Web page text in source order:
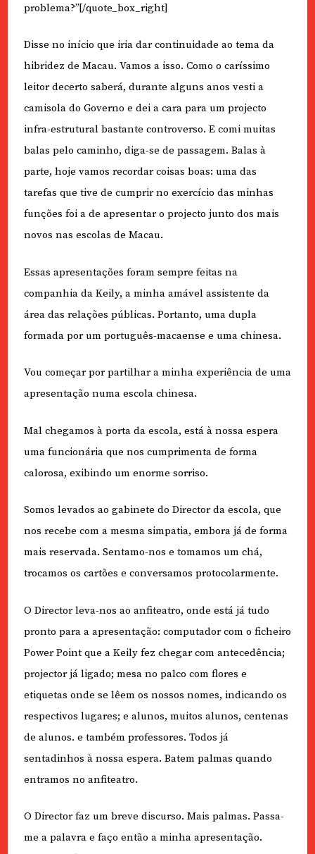
problema?”[/quote_box_right]
Disse no início que iria dar continuidade ao tema da
hibridez de Macau. Vamos a isso. Como o caríssimo
leitor decerto saberá, durante alguns anos vesti a
camisola do Governo e dei a cara para um projecto
infra-estrutural bastante controverso. E comi muitas
balas pelo caminho, diga-se de passagem. Balas à
parte, hoje vamos recordar coisas boas: uma das
tarefas que tive de cumprir no exercício das minhas
funções foi a de apresentar o projecto junto dos mais
novos nas escolas de Macau.
Essas apresentações foram sempre feitas na
companhia da Keily, a minha amável assistente da
área das relações públicas. Portanto, uma dupla
formada por um português-macaense e uma chinesa.
Vou começar por partilhar a minha experiência de uma
apresentação numa escola chinesa.
Mal chegamos à porta da escola, está à nossa espera
uma funcionária que nos cumprimenta de forma
calorosa, exibindo um enorme sorriso.
Somos levados ao gabinete do Director da escola, que
nos recebe com a mesma simpatia, embora já de forma
mais reservada. Sentamo-nos e tomamos um chá,
trocamos os cartões e conversamos protocolarmente.
O Director leva-nos ao anfiteatro, onde está já tudo
pronto para a apresentação: computador com o ficheiro
Power Point que a Keily fez chegar com antecedência;
projector já ligado; mesa no palco com flores e
etiquetas onde se lêem os nossos nomes, indicando os
respectivos lugares; e alunos, muitos alunos, centenas
de alunos. e também professores. Todos já
sentadinhos à nossa espera. Batem palmas quando
entramos no anfiteatro.
O Director faz um breve discurso. Mais palmas. Passa-
me a palavra e faço então a minha apresentação.